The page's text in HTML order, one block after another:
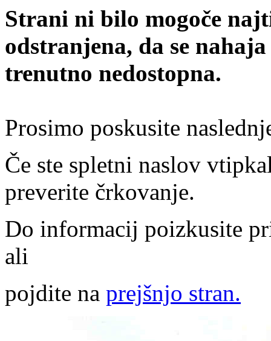
Strani ni bilo mogoče
odstranjena, da se
trenutno nedostopna.
Prosimo poskusite
Če ste spletni naslov
preverite črkovanje.
Do informacij poizkusite
ali
pojdite na prejšnjo stran.